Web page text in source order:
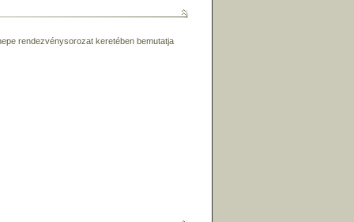
rendezvénysorozat keretében bemutatja